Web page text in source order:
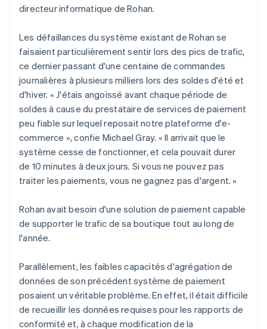
directeur informatique de Rohan.
Les défaillances du système existant de Rohan se
faisaient particulièrement sentir lors des pics de trafic,
ce dernier passant d'une centaine de commandes
journalières à plusieurs milliers lors des soldes d'été et
d'hiver. « J'étais angoissé avant chaque période de
soldes à cause du prestataire de services de paiement
peu fiable sur lequel reposait notre plateforme d'e-
commerce », confie Michael Gray. « Il arrivait que le
système cesse de fonctionner, et cela pouvait durer
de 10 minutes à deux jours. Si vous ne pouvez pas
traiter les paiements, vous ne gagnez pas d'argent. »
Rohan avait besoin d'une solution de paiement capable
de supporter le trafic de sa boutique tout au long de
l'année.
Parallèlement, les faibles capacités d'agrégation de
données de son précédent système de paiement
posaient un véritable problème. En effet, il était difficile
de recueillir les données requises pour les rapports de
conformité et, à chaque modification de la